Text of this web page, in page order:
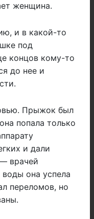
женщина.
и в какой-то
под
концов кому-то
до нее и
Прыжок был
попала только
и дали
врачей
воды она успела
переломов, но